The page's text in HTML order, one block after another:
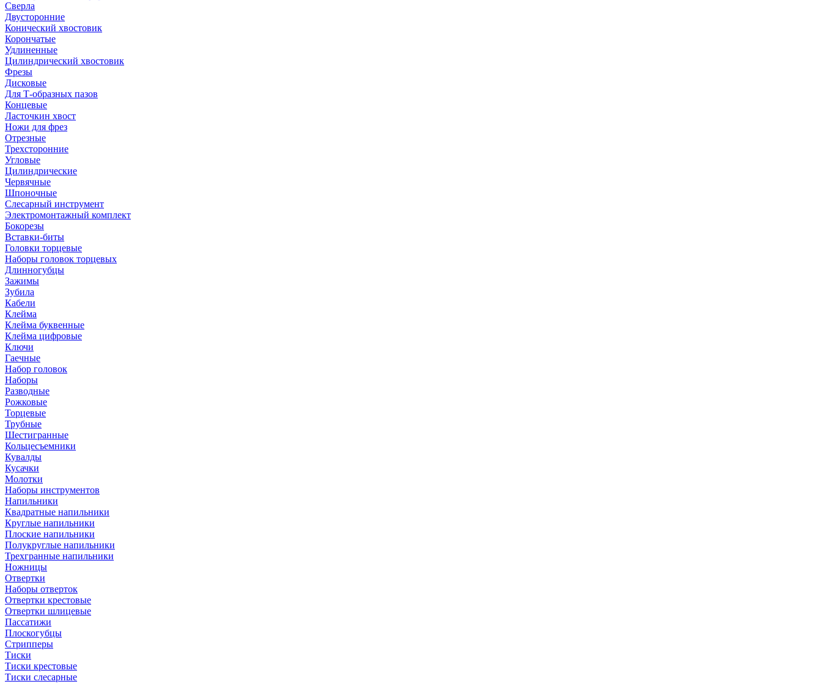
Сверла
Двусторонние
Конический хвостовик
Корончатые
Удлиненные
Цилиндрический хвостовик
Фрезы
Дисковые
Для Т-образных пазов
Концевые
Ласточкин хвост
Ножи для фрез
Отрезные
Трехсторонние
Угловые
Цилиндрические
Червячные
Шпоночные
Слесарный инструмент
Электромонтажный комплект
Бокорезы
Вставки-биты
Головки торцевые
Наборы головок торцевых
Длинногубцы
Зажимы
Зубила
Кабели
Клейма
Клейма буквенные
Клейма цифровые
Ключи
Гаечные
Набор головок
Наборы
Разводные
Рожковые
Торцевые
Трубные
Шестигранные
Кольцесъемники
Кувалды
Кусачки
Молотки
Наборы инструментов
Напильники
Квадратные напильники
Круглые напильники
Плоские напильники
Полукруглые напильники
Трехгранные напильники
Ножницы
Отвертки
Наборы отверток
Отвертки крестовые
Отвертки шлицевые
Пассатижи
Плоскогубцы
Стрипперы
Тиски
Тиски крестовые
Тиски слесарные